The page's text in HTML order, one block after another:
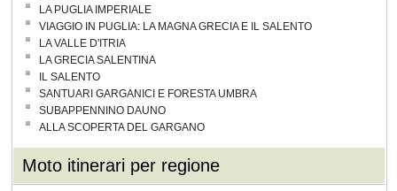
LA PUGLIA IMPERIALE
VIAGGIO IN PUGLIA: LA MAGNA GRECIA E IL SALENTO
LA VALLE D'ITRIA
LA GRECIA SALENTINA
IL SALENTO
SANTUARI GARGANICI E FORESTA UMBRA
SUBAPPENNINO DAUNO
ALLA SCOPERTA DEL GARGANO
Moto itinerari per regione